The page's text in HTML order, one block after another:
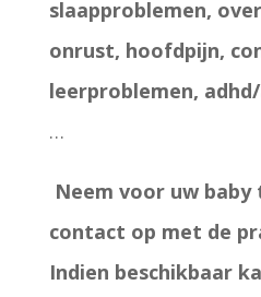
slaapproblemen,
onrust, hoofdpijn,
leerproblemen,
…
Neem voor uw baby
contact op met de
Indien beschikbaar